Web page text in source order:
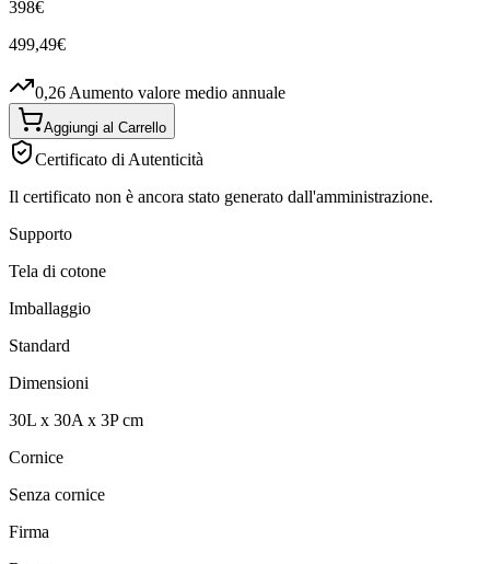
398€
499,49€
0,26 Aumento valore medio annuale
Aggiungi al Carrello
Certificato di Autenticità
Il certificato non è ancora stato generato dall'amministrazione.
Supporto
Tela di cotone
Imballaggio
Standard
Dimensioni
30L x 30A x 3Pcm
Cornice
Senza cornice
Firma